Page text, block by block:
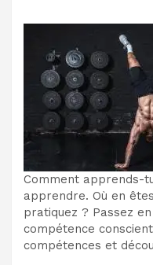
Comment apprends-
apprendre. Où en
pratiquez ? Passez
compétence
compétences et